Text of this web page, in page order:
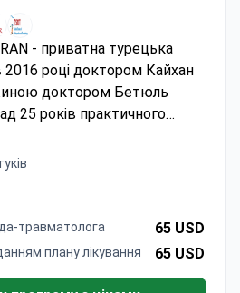
- приватна турецька
2016 році доктором Кайхан
доктором Бетюль
25 років практичного
травматології.
травматолога
65 USD
плану лікування 65 USD